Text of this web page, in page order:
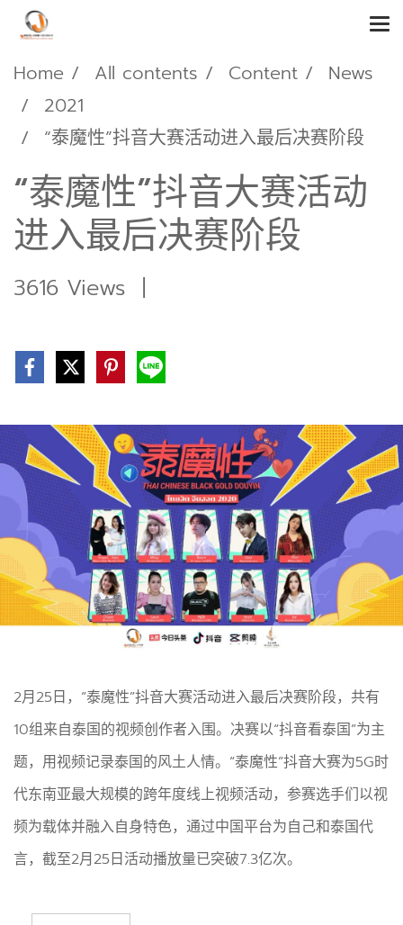
Home All contents Content
News
2021
“泰魔性”抖音大赛活动进入最后决赛阶段
“泰魔性”抖音大赛活动
进入最后决赛阶段
3616 Views |
2月25日，“泰魔性”抖音大赛活动进入最后决赛阶段，共有
10组来自泰国的视频创作者入围。决赛以“抖音看泰国”为主
题，用视频记录泰国的风土人情。“泰魔性”抖音大赛为5G时
代东南亚最大规模的跨年度线上视频活动，参赛选手们以视
频为载体并融入自身特色，通过中国平台为自己和泰国代
言，截至2月25日活动播放量已突破7.3亿次。